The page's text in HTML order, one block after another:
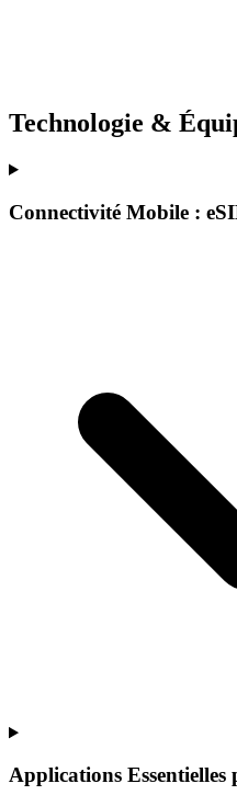
Technologie &
Connectivité Mobile :
Applications